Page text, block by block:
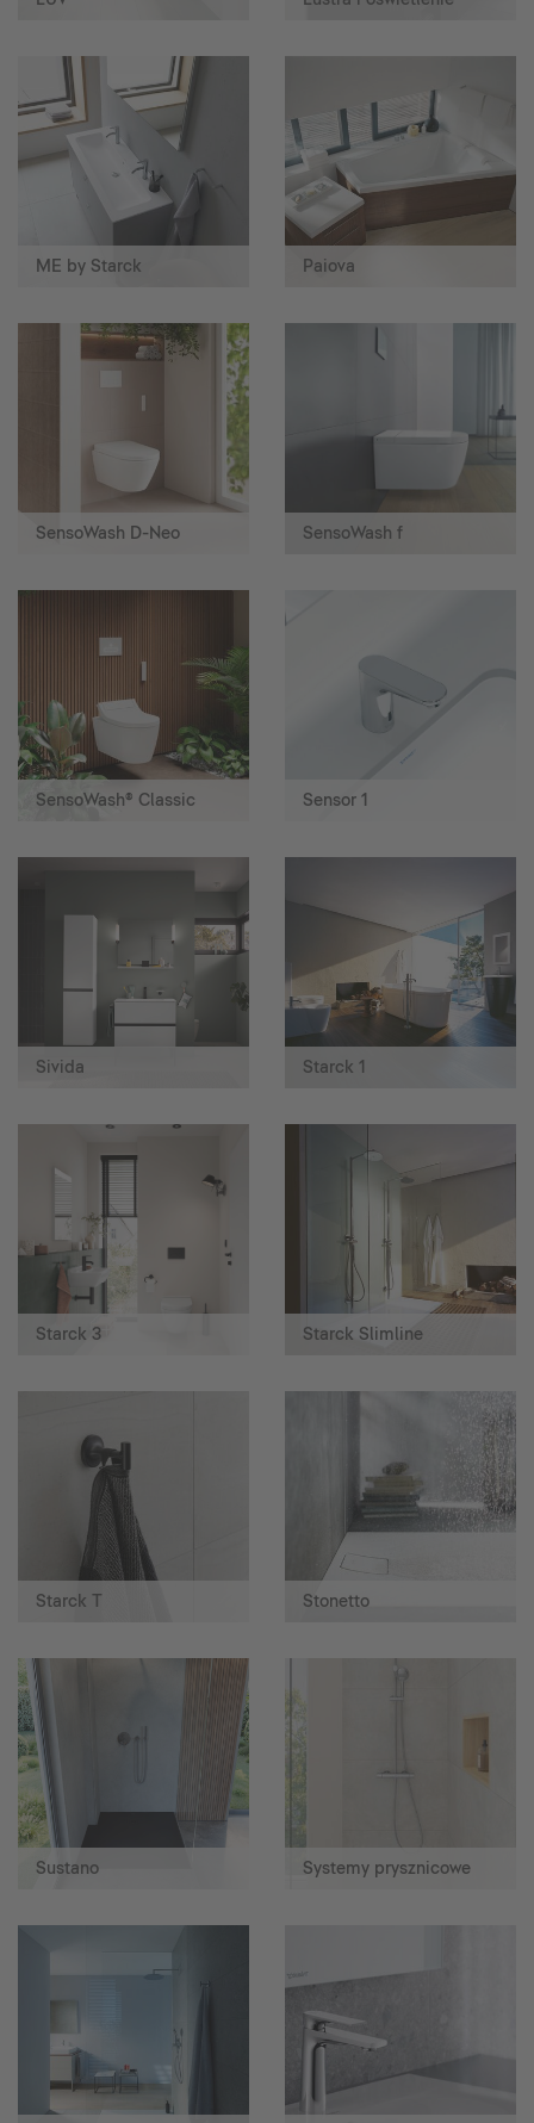
ME by Starck Paiova
SensoWash D-Neo SensoWash f
SensoWash® Classic Sensor 1
Sivida Starck 1
Starck 3 Starck Slimline
Starck T Stonetto
Sustano Systemy prysznicowe